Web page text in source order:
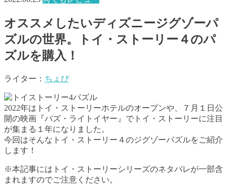
オススメしたいディズニージグゾーパ
ズルの世界。トイ・ストーリー４のパ
ズルを購入！
ライター： ちょぴ
2022年はトイ・ストーリーホテルのオープンや、７月１日公
開の映画『バズ・ライトイヤー』でトイ・ストーリーに注目
が集まる１年になりました。
今回はそんなトイ・ストーリー４のジグゾーパズルをご紹介
します！
※本記事にはトイ・ストーリーシリーズのネタバレが一部含
まれますのでご注意ください。